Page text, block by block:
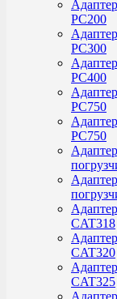
PC200
PC300
PC400
PC750
PC750
CAT318
CAT320
CAT325